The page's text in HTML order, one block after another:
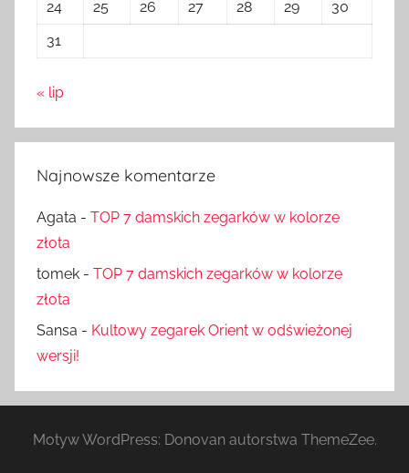
24
25 26 27 28 29
30
31
« lip
Najnowsze komentarze
Agata - TOP 7 damskich zegarków w kolorze
złota
tomek - TOP 7 damskich zegarków w kolorze
złota
Sansa - Kultowy zegarek Orient w odświeżonej
wersji!
Motyw WordPress: Donovan autorstwa ThemeZee.